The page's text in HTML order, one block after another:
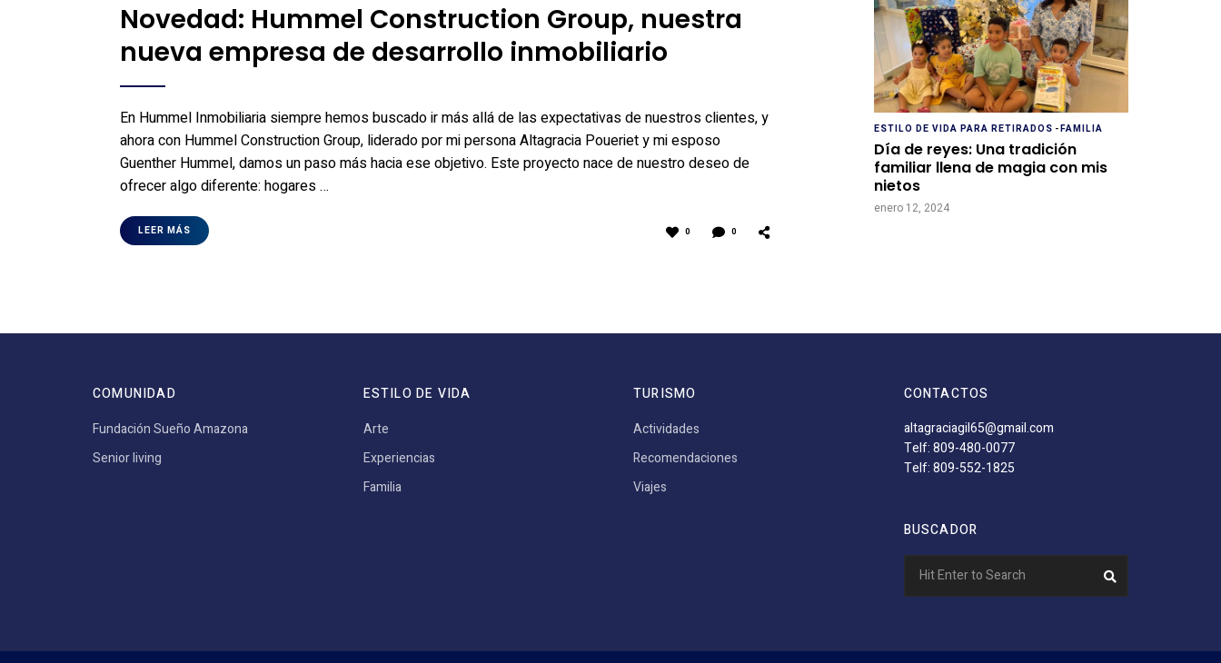
Novedad: Hummel Construction Group, nuestra
nueva empresa de desarrollo inmobiliario
En Hummel Inmobiliaria siempre hemos buscado ir más allá de las expectativas de nuestros clientes, y
ahora con Hummel Construction Group, liderado por mi persona Altagracia Poueriet y mi esposo
Guenther Hummel, damos un paso más hacia ese objetivo. Este proyecto nace de nuestro deseo de
ofrecer algo diferente: hogares …
LEER MÁS 0 0
ESTILO DE VIDA PARA RETIRADOS -FAMILIA
Día de reyes: Una tradición
familiar llena de magia con mis
nietos
enero 12, 2024
COMUNIDAD
Fundación Sueño Amazona
Senior living
ESTILO DE VIDA
Arte
Experiencias
Familia
TURISMO
Actividades
Recomendaciones
Viajes
CONTACTOS
altagraciagil65@gmail.com
Telf: 809-480-0077
Telf: 809-552-1825
BUSCADOR
for: